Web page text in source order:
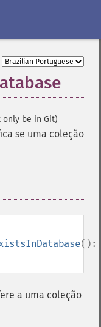
be in Git)
se uma coleção
():
a uma coleção